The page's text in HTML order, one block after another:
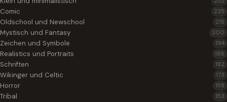
Comic 225
Oldschool und Newschool 215
Mystisch und Fantasy 200
Zeichen und Symbole 194
Realistics und Portraits 186
Schriften 182
Wikinger und Celtic 173
Horror 158
Tribal 153